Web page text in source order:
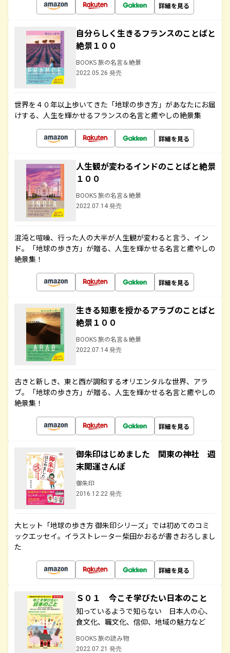
詳細を見る
自分らしく生きるフランスのことばと
絶景１００
BOOKS 旅の名言＆絶景
2022.05.26 発売
世界を４０年以上歩いてきた「地球の歩き方」があなたにお届
けする、人生を輝かせるフランスの名言と癒やしの絶景集
詳細を見る
人生観が変わるインドのことばと絶景
１００
BOOKS 旅の名言＆絶景
2022.07.14 発売
混沌と喧噪、行った人の大半が人生観が変わると言う、イン
ド。「地球の歩き方」が贈る、人生を輝かせる名言と癒やしの
絶景集！
詳細を見る
生きる知恵を授かるアラブのことばと
絶景１００
BOOKS 旅の名言＆絶景
2022.07.14 発売
古きと新しき、東と西が調和するオリエンタルな世界、アラ
ブ。「地球の歩き方」が贈る、人生を輝かせる名言と癒やしの
絶景集！
詳細を見る
御朱印はじめました 関東の神社 週
末開運さんぽ
御朱印
2016.12.22 発売
大ヒット「地球の歩き方 御朱印シリーズ」では初めてのコミ
ックエッセイ。イラストレーター柴田かおるが書きおろしまし
た
詳細を見る
Ｓ０１ 今こそ学びたい日本のこと
知っているようで知らない 日本人の心、
食文化、職文化、信仰、地域の魅力など
BOOKS 旅の読み物
2022.07.21 発売